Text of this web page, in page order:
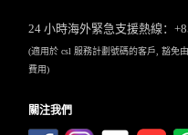
24 小時海外緊急支援熱線：
(適用於 csl 服務計劃號碼的客戶, 豁免
費用)
關注我們